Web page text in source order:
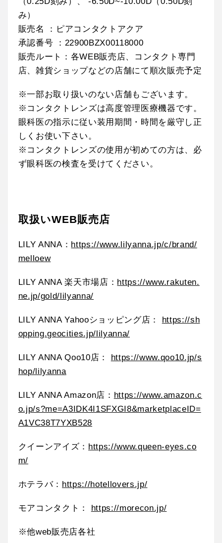
み）
販売名 ：ピアコンタクトアクア
承認番号 ：22900BZX00118000
販売ルート：各WEB販売店、コンタクト専門
店、雑貨ショップなどの店舗にて順次販売予定
※一部お取り扱いのない店舗もございます。
※コンタクトレンズは高度管理医療機器です。
眼科医の指示に従い装用期間・時間を厳守し正
しくお使い下さい。
※コンタクトレンズの使用が初めての方は、必
ず眼科医の検査を受けてください。
取扱いWEB販売店
LILY ANNA： https://www.lilyanna.jp/c/brand/
melloew
LILY ANNA 楽天市場店： https://www.rakuten.
ne.jp/gold/lilyanna/
LILY ANNA Yahooショッピング店：
https://sh
opping.geocities.jp/lilyanna/
LILY ANNA Qoo10店：
https://www.qoo10.jp/s
hop/lilyanna
LILY ANNA Amazon店： https://www.amazon.c
o.jp/s?me=A3IDK4I1SFXGI8&marketplaceID=
A1VC38T7YXB528
クイーンアイズ： https://www.queen-eyes.co
m/
ホテラバ： https://hotellovers.jp/
モアコンタクト： https://morecon.jp/
※他web販売店各社